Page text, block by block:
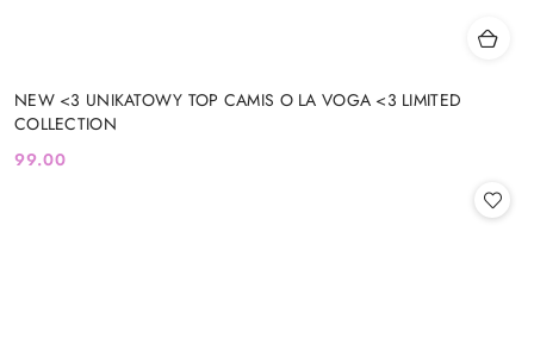
NEW <3 UNIKATOWY TOP CAMIS O LA VOGA <3 LIMITED
COLLECTION
Cena:
99.00